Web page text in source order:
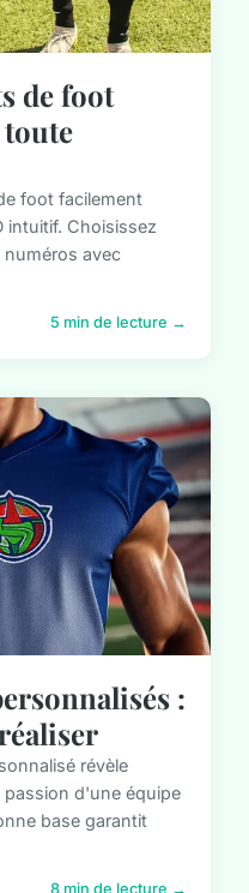
de foot
foot facilement
intuitif. Choisissez
avec
5 min de lecture →
:
révèle
d'une équipe
base garantit
8 min de lecture →